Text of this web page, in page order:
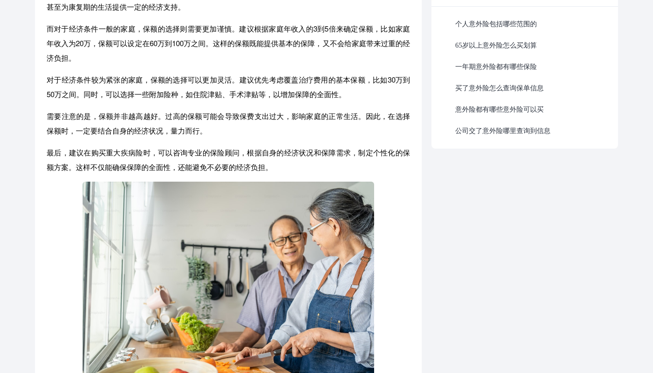
甚至为康复期的生活提供一定的经济支持。
而对于经济条件一般的家庭，保额的选择则需要更加谨慎。建议根据家庭年收入的3到5倍来确定保额，比如家庭
年收入为20万，保额可以设定在60万到100万之间。这样的保额既能提供基本的保障，又不会给家庭带来过重的经
济负担。
对于经济条件较为紧张的家庭，保额的选择可以更加灵活。建议优先考虑覆盖治疗费用的基本保额，比如30万到
50万之间。同时，可以选择一些附加险种，如住院津贴、手术津贴等，以增加保障的全面性。
需要注意的是，保额并非越高越好。过高的保额可能会导致保费支出过大，影响家庭的正常生活。因此，在选择
保额时，一定要结合自身的经济状况，量力而行。
最后，建议在购买重大疾病险时，可以咨询专业的保险顾问，根据自身的经济状况和保障需求，制定个性化的保
额方案。这样不仅能确保保障的全面性，还能避免不必要的经济负担。
个人意外险包括哪些范围的
65岁以上意外险怎么买划算
一年期意外险都有哪些保险
买了意外险怎么查询保单信息
意外险都有哪些意外险可以买
公司交了意外险哪里查询到信息